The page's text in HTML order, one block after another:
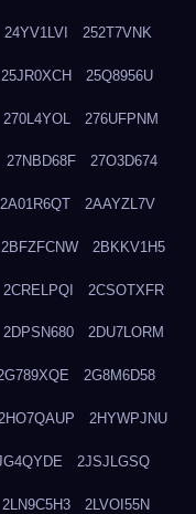
24YV1LVI 252T7VNK
25JR0XCH 25Q8956U
270L4YOL 276UFPNM
27NBD68F 27O3D674
2A01R6QT 2AAYZL7V
2BFZFCNW 2BKKV1H5
2CRELPQI 2CSOTXFR
2DPSN680 2DU7LORM
2G8M6D58
2HYWPJNU
2JSJLGSQ
2LN9C5H3 2LVOI55N